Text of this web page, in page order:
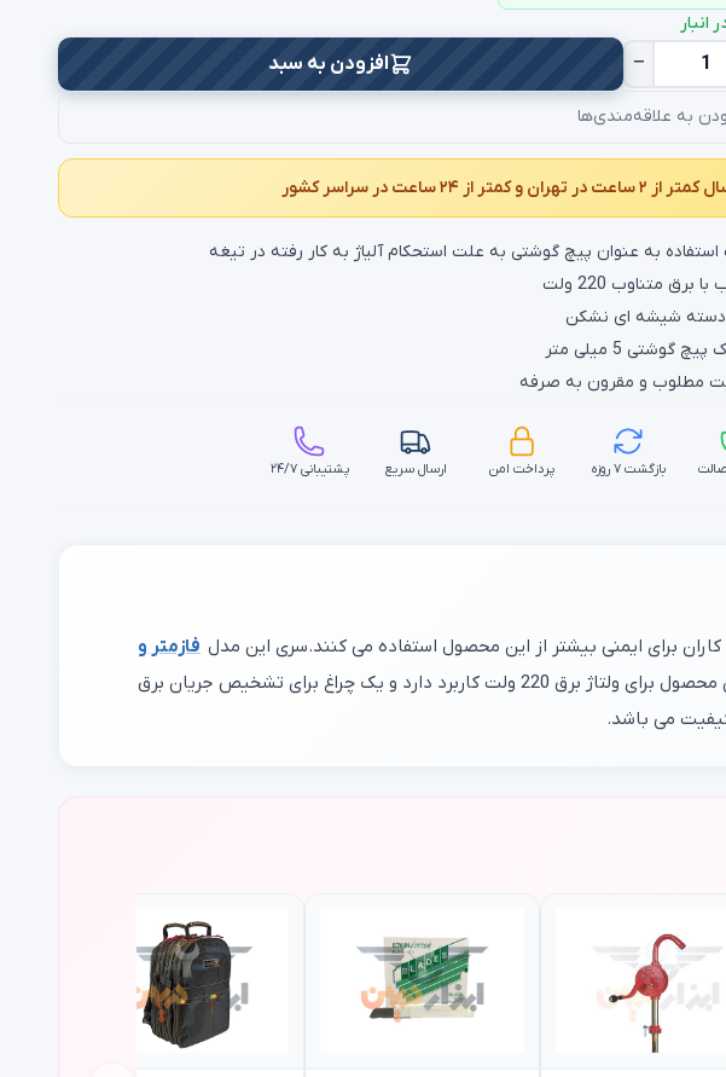
انبار
− افزودن به سبد
به علاقه‌مندی‌ها
ساعت در تهران و کمتر از ۲۴ ساعت در سراسر کشور
استفاده به عنوان پیچ گوشتی به علت استحکام آلیاژ به کار رفته در تیغه
برق متناوب 220 ولت
شیشه ای نشکن
گوشتی 5 میلی متر
مطلوب و مقرون به صرفه
بازگشت ۷ روزه پرداخت امن ارسال سریع پشتیبانی ۲۴/۷
برای ایمنی بیشتر از این محصول استفاده می کنند.سری این مدل فازمتر و
از جنس کروم مولیبدنیوم ساخته شده که در برابر فشار زیاد دوام و مقاومت بیشتری دارد. همچنین این محصول برای ولتاژ برق 220 ولت کاربرد دارد و یک چراغ برای تشخیص جریان برق
می باشد.